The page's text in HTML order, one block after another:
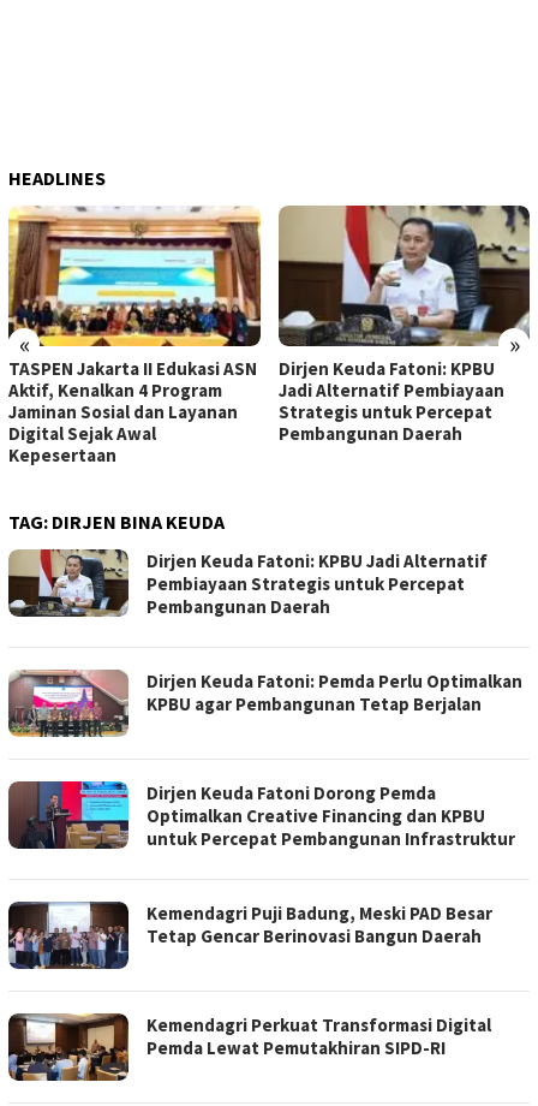
HEADLINES
« »
TASPEN Jakarta II Edukasi ASN
Aktif, Kenalkan 4 Program
Jaminan Sosial dan Layanan
Digital Sejak Awal
Kepesertaan
Dirjen Keuda Fatoni: KPBU
Jadi Alternatif Pembiayaan
Strategis untuk Percepat
Pembangunan Daerah
TAG: DIRJEN BINA KEUDA
Dirjen Keuda Fatoni: KPBU Jadi Alternatif
Pembiayaan Strategis untuk Percepat
Pembangunan Daerah
Dirjen Keuda Fatoni: Pemda Perlu Optimalkan
KPBU agar Pembangunan Tetap Berjalan
Dirjen Keuda Fatoni Dorong Pemda
Optimalkan Creative Financing dan KPBU
untuk Percepat Pembangunan Infrastruktur
Kemendagri Puji Badung, Meski PAD Besar
Tetap Gencar Berinovasi Bangun Daerah
Kemendagri Perkuat Transformasi Digital
Pemda Lewat Pemutakhiran SIPD-RI